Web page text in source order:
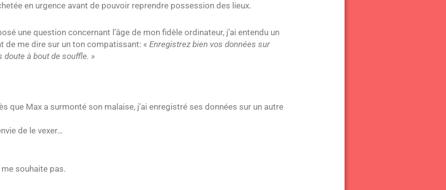
en urgence avant de pouvoir reprendre possession des lieux.
une question concernant l’âge de mon fidèle ordinateur, j’ai entendu un
de me dire sur un ton compatissant: « Enregistrez bien vos données sur
à bout de souffle. »
que Max a surmonté son malaise, j’ai enregistré ses données sur un autre
de le vexer…
me souhaite pas.